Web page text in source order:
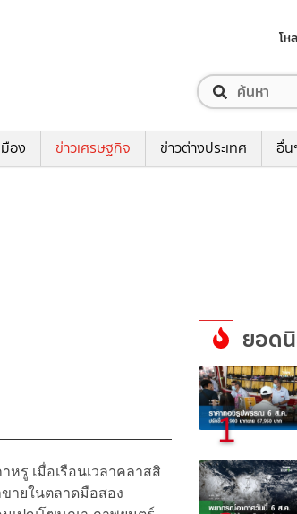
โห
มือง ข่าวเศรษฐกิจ ข่าวต่างประเทศ อื่น
รู เมื่อเรือนเวลาคลาสสิ
ายในตลาดมือสอง
ยอด
1